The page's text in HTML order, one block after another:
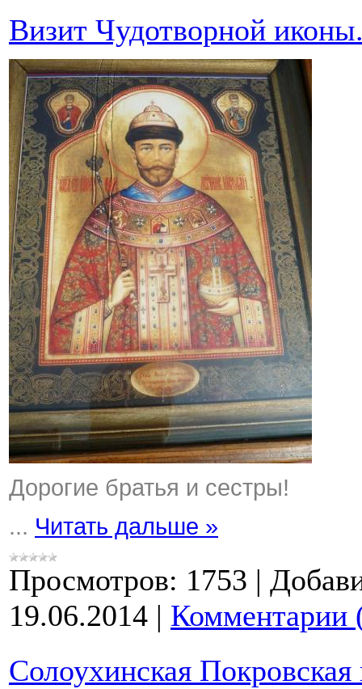
Визит Чудотворной
Дорогие братья и сестры!
... Читать дальше »
Просмотров: 1753 |
19.06.2014 | Комментарии
Солоухинская